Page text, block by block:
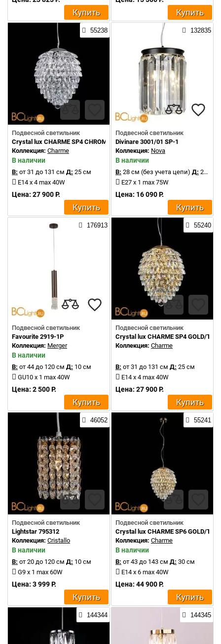
Купить Купить
55238
Подвесной светильник
Crystal lux CHARME SP4 CHROME/TRANSPARENT
Коллекция: Charme
В наличии
В: от 31 до 131 см Д: 25 см
E14 x 4 max 40W
Цена: 27 900 Р.
Купить
132835
Подвесной светильник
Divinare 3001/01 SP-1
Коллекция: Nova
В наличии
В: 28 см (без учета цепи) Д: 20 см
E27 x 1 max 75W
Цена: 16 090 Р.
Купить
176913
Подвесной светильник
Favourite 2919-1P
Коллекция: Merger
В наличии
В: от 44 до 120 см Д: 10 см
GU10 x 1 max 40W
Цена: 2 500 Р.
Купить
55240
Подвесной светильник
Crystal lux CHARME SP4 GOLD/
Коллекция: Charme
В: от 31 до 131 см Д: 25 см
E14 x 4 max 40W
Цена: 27 900 Р.
Купить
46052
Подвесной светильник
Lightstar 795312
Коллекция: Cristallo
В наличии
В: от 20 до 120 см Д: 10 см
G9 x 1 max 60W
Цена: 3 999 Р.
Купить
55241
Подвесной светильник
Crystal lux CHARME SP6 GOLD/
Коллекция: Charme
В наличии
В: от 43 до 143 см Д: 30 см
E14 x 6 max 40W
Цена: 44 900 Р.
Купить
144344 144345